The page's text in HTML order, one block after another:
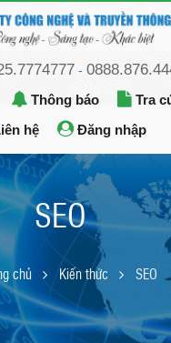
-
Thông báo
Tra
hệ
Đăng nhập
SEO
chủ Kiến thức SEO